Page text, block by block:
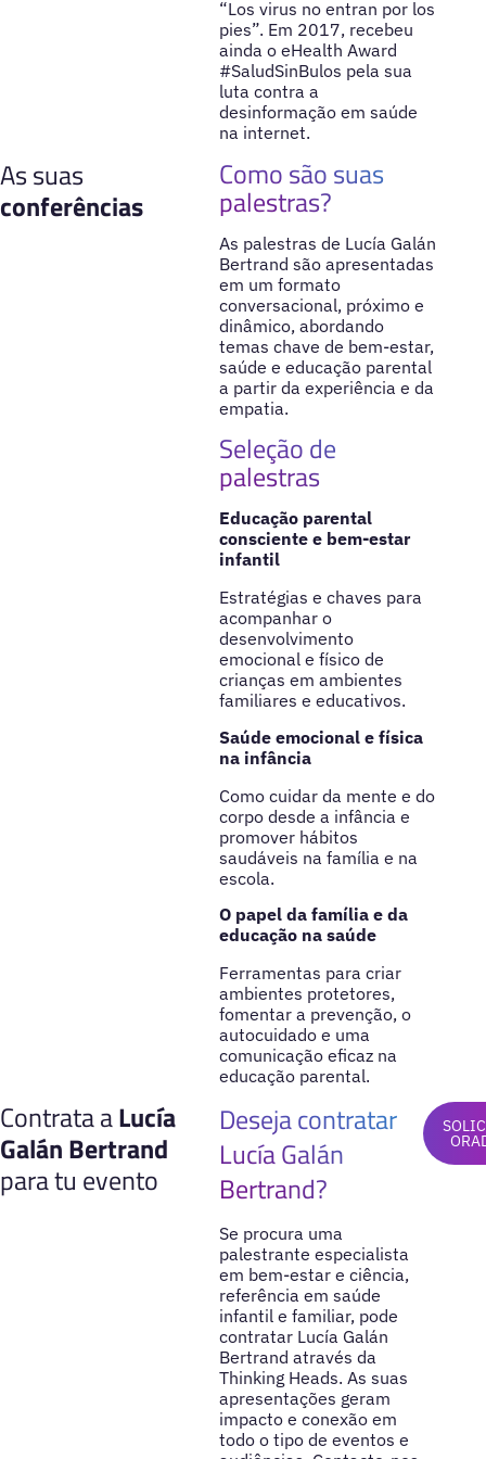
“Los virus no entran por los
pies”. Em 2017, recebeu
ainda o eHealth Award
#SaludSinBulos pela sua
luta contra a
desinformação em saúde
na internet.
As suas
conferências
Como são suas
palestras?
As palestras de Lucía Galán
Bertrand são apresentadas
em um formato
conversacional, próximo e
dinâmico, abordando
temas chave de bem-estar,
saúde e educação parental
a partir da experiência e da
empatia.
Seleção de
palestras
Educação parental
consciente e bem-estar
infantil
Estratégias e chaves para
acompanhar o
desenvolvimento
emocional e físico de
crianças em ambientes
familiares e educativos.
Saúde emocional e física
na infância
Como cuidar da mente e do
corpo desde a infância e
promover hábitos
saudáveis na família e na
escola.
O papel da família e da
educação na saúde
Ferramentas para criar
ambientes protetores,
fomentar a prevenção, o
autocuidado e uma
comunicação eficaz na
educação parental.
Contrata aLucía
Galán Bertrand
para tu evento
Deseja contratar
Lucía Galán
Bertrand?
Se procura uma
palestrante especialista
em bem-estar e ciência,
referência em saúde
infantil e familiar, pode
contratar Lucía Galán
Bertrand através da
Thinking Heads. As suas
apresentações geram
impacto e conexão em
todo o tipo de eventos e